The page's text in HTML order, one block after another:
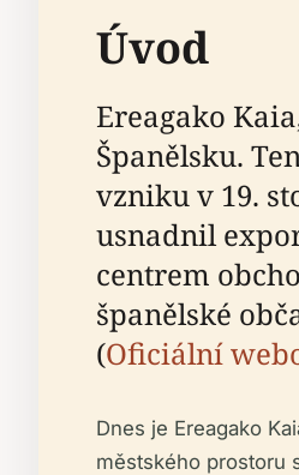
Úvod
Ereagako
Španělsku.
vzniku v 19.
usnadnil
centrem
španělské
(Oficiální
Dnes je Ereagako
městského prostoru